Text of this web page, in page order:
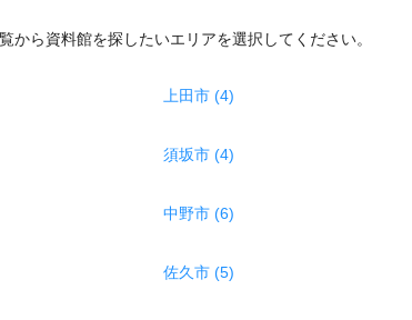
ら資料館を探したいエリアを選択してください。
上田市 (4)
須坂市 (4)
中野市 (6)
佐久市 (5)